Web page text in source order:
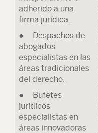
adherido a una
firma jurídica.
● Despachos de
abogados
especialistas en las
áreas tradicionales
del derecho.
● Bufetes
jurídicos
especialistas en
áreas innovadoras